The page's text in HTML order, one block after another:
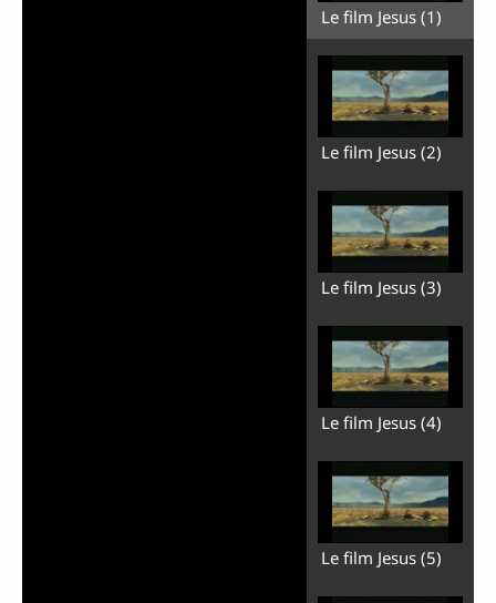
Le film Jesus (1)
Le film Jesus (2)
Le film Jesus (3)
Le film Jesus (4)
Le film Jesus (5)